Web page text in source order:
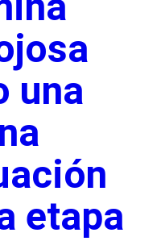
una
etapa